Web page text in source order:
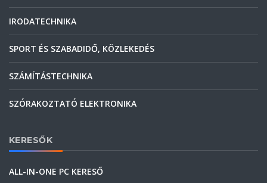
IRODATECHNIKA
SPORT ÉS SZABADIDŐ, KÖZLEKEDÉS
SZÁMÍTÁSTECHNIKA
SZÓRAKOZTATÓ ELEKTRONIKA
KERESŐK
ALL-IN-ONE PC KERESŐ